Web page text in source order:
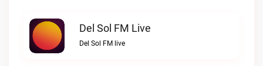
Del Sol FM Live
Del Sol FM live